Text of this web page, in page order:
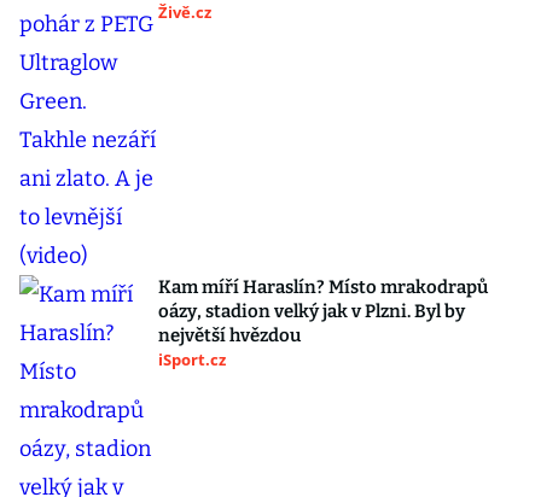
Živě.cz
Kam míří Haraslín? Místo mrakodrapů
oázy, stadion velký jak v Plzni. Byl by
největší hvězdou
iSport.cz